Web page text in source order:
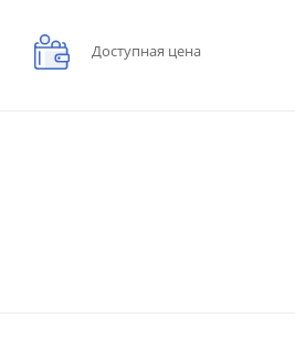
Доступная цена